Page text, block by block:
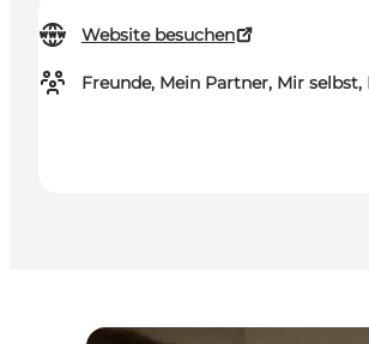
Website besuchen
Freunde, Mein Partner, Mir selbst,